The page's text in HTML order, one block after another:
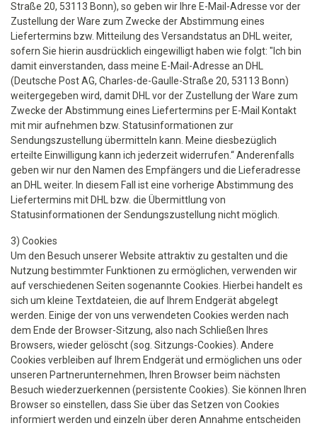
Straße 20, 53113 Bonn), so geben wir Ihre E-Mail-Adresse vor der
Zustellung der Ware zum Zwecke der Abstimmung eines
Liefertermins bzw. Mitteilung des Versandstatus an DHL weiter,
sofern Sie hierin ausdrücklich eingewilligt haben wie folgt: "Ich bin
damit einverstanden, dass meine E-Mail-Adresse an DHL
(Deutsche Post AG, Charles-de-Gaulle-Straße 20, 53113 Bonn)
weitergegeben wird, damit DHL vor der Zustellung der Ware zum
Zwecke der Abstimmung eines Liefertermins per E-Mail Kontakt
mit mir aufnehmen bzw. Statusinformationen zur
Sendungszustellung übermitteln kann. Meine diesbezüglich
erteilte Einwilligung kann ich jederzeit widerrufen.“ Anderenfalls
geben wir nur den Namen des Empfängers und die Lieferadresse
an DHL weiter. In diesem Fall ist eine vorherige Abstimmung des
Liefertermins mit DHL bzw. die Übermittlung von
Statusinformationen der Sendungszustellung nicht möglich.
3) Cookies
Um den Besuch unserer Website attraktiv zu gestalten und die
Nutzung bestimmter Funktionen zu ermöglichen, verwenden wir
auf verschiedenen Seiten sogenannte Cookies. Hierbei handelt es
sich um kleine Textdateien, die auf Ihrem Endgerät abgelegt
werden. Einige der von uns verwendeten Cookies werden nach
dem Ende der Browser-Sitzung, also nach Schließen Ihres
Browsers, wieder gelöscht (sog. Sitzungs-Cookies). Andere
Cookies verbleiben auf Ihrem Endgerät und ermöglichen uns oder
unseren Partnerunternehmen, Ihren Browser beim nächsten
Besuch wiederzuerkennen (persistente Cookies). Sie können Ihren
Browser so einstellen, dass Sie über das Setzen von Cookies
informiert werden und einzeln über deren Annahme entscheiden